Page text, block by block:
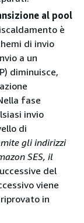
al pool
è
di invio
a un
diminuisce,
fase
invio
di
gli indirizzi
SES, il
del
viene
in